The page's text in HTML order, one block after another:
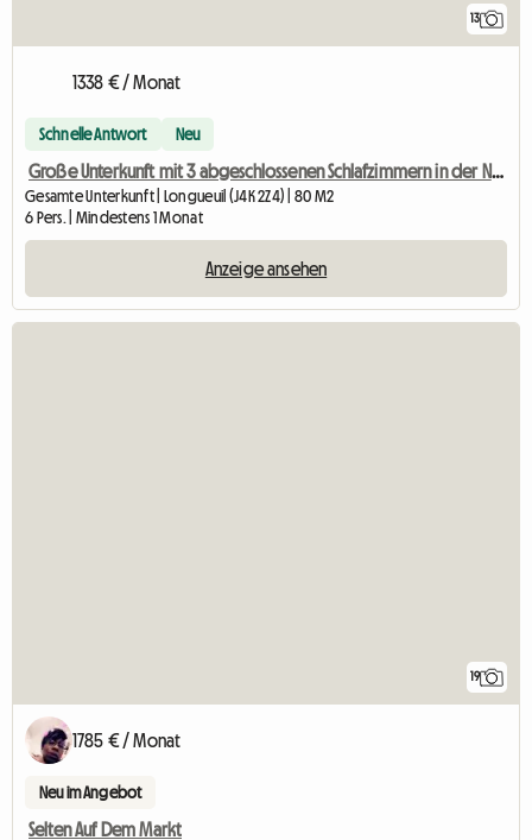
13
1338 € / Monat
Schnelle Antwort Neu
Große Unterkunft mit 3 abgeschlossenen Schlafzimmern in der Nähe der Metro Longueuil
Gesamte Unterkunft | Longueuil (J4K 2Z4) | 80 M2
6 Pers. | Mindestens 1 Monat
Anzeige ansehen
19
1785 € / Monat
Neu im Angebot
Selten Auf Dem Markt